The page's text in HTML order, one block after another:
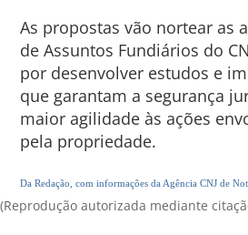
As propostas vão nortear as
de Assuntos Fundiários do
por desenvolver estudos e
que garantam a segurança
maior agilidade às ações
pela propriedade.
Da Redação, com informações da Agência CNJ de
(Reprodução autorizada mediante